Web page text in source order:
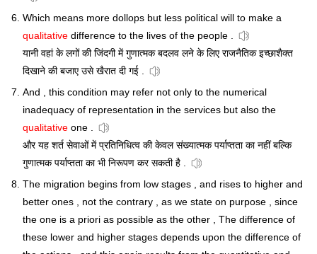
Which means more dollops but less political will to make a
qualitative difference to the lives of the people .
यानी वहां के लगों की जिंदगी में गुणात्मक बदलव लने के लिए राजनैतिक इच्छाशैक्त
दिखाने की बजाए उसे खैरात दी गई .
And , this condition may refer not only to the numerical
inadequacy of representation in the services but also the
qualitative one .
और यह शर्त सेवाओं में प्रतिनिधित्व की केवल संख्यात्मक पर्याप्तता का नहीं बल्कि
गुणात्मक पर्याप्तता का भी निरूपण कर सकती है .
The migration begins from low stages , and rises to higher and
better ones , not the contrary , as we state on purpose , since
the one is a priori as possible as the other , The difference of
these lower and higher stages depends upon the difference of